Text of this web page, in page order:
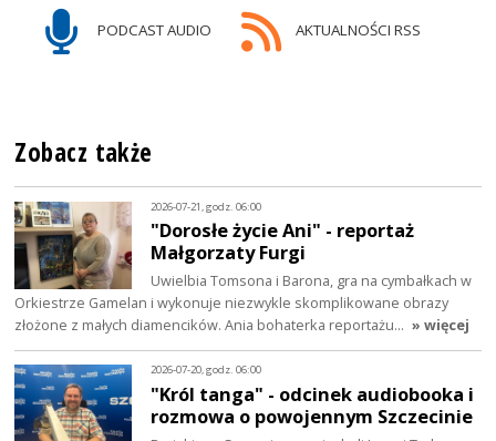
PODCAST AUDIO AKTUALNOŚCI RSS
Zobacz także
2026-07-21, godz. 06:00
"Dorosłe życie Ani" - reportaż
Małgorzaty Furgi
Uwielbia Tomsona i Barona, gra na cymbałkach w
Orkiestrze Gamelan i wykonuje niezwykle skomplikowane obrazy
złożone z małych diamencików. Ania bohaterka reportażu… » więcej
2026-07-20, godz. 06:00
"Król tanga" - odcinek audiobooka i
rozmowa o powojennym Szczecinie